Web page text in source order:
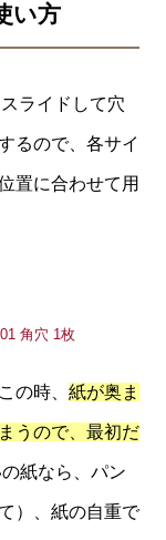
い方
ライドして穴
るので、各サイ
置に合わせて用
の時、 紙が奥ま
うので、最初だ
紙なら、パン
）、紙の自重で